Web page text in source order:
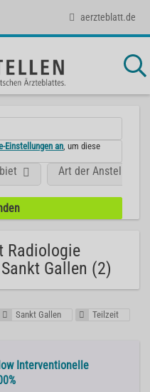
aerzteblatt.de
Einstellungen an , um diese
Art der Anstellung
Radiologie
Gallen (2)
Sankt Gallen
Teilzeit
Interventionelle